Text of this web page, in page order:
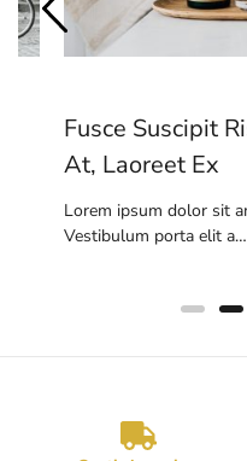
Fusce Suscipit
At, Laoreet Ex
Lorem ipsum dolor sit
Vestibulum porta elit a…